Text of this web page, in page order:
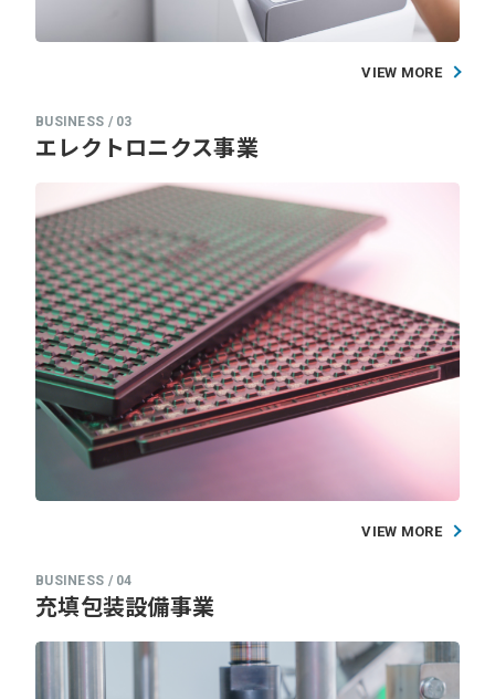
VIEW MORE
エレクトロニクス事業
VIEW MORE
充填包装設備事業